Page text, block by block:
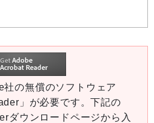
の無償のソフトウェア
」が必要です。下記の
ダウンロードページから入